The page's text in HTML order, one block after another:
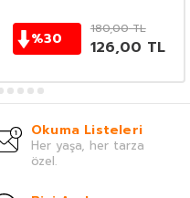
%30
180,00TL
126,00 TL
Okuma Listeleri
Her yaşa, her tarza
özel.